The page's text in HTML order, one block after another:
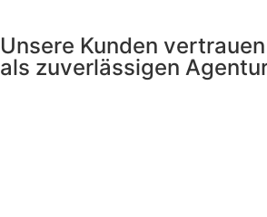
Unsere Kunden
als zuverlässigen